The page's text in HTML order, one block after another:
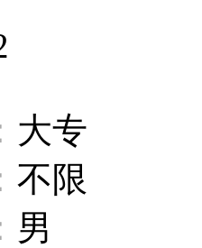
大专
不限
男